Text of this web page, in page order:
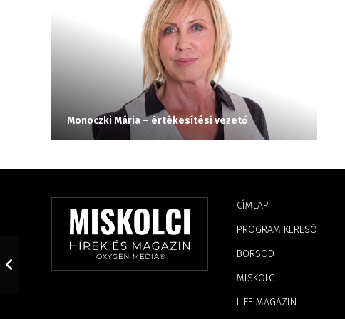
Monoczki Mária – értékesítési vezető
CÍMLAP
PROGRAM KERESŐ
BORSOD
MISKOLC
LIFE MAGAZIN